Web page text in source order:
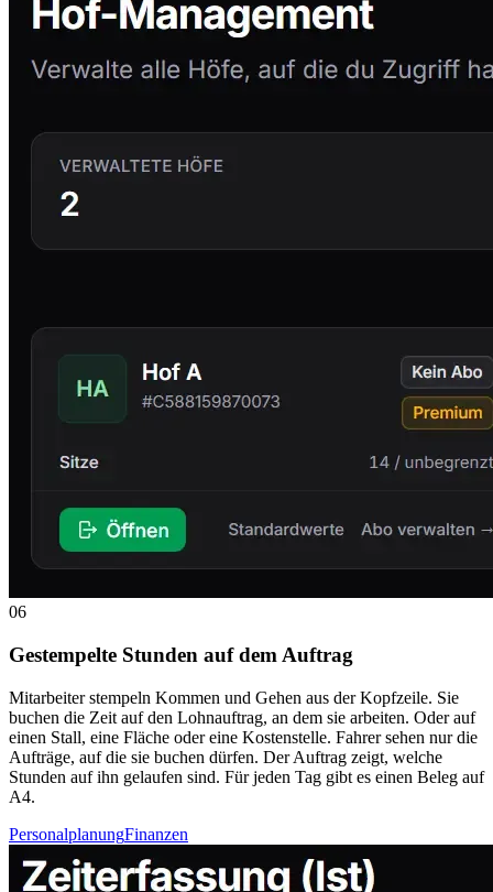
06
Gestempelte Stunden auf dem Auftrag
Mitarbeiter stempeln Kommen und Gehen aus der Kopfzeile. Sie
buchen die Zeit auf den Lohnauftrag, an dem sie arbeiten. Oder auf
einen Stall, eine Fläche oder eine Kostenstelle. Fahrer sehen nur die
Aufträge, auf die sie buchen dürfen. Der Auftrag zeigt, welche
Stunden auf ihn gelaufen sind. Für jeden Tag gibt es einen Beleg auf
A4.
PersonalplanungFinanzen